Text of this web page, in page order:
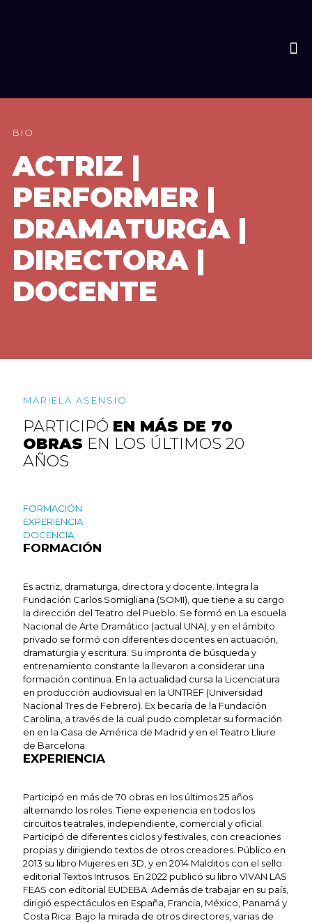
BIO
ACTRIZ |
PERFORMER |
DRAMATURGA |
DIRECTORA |
DOCENTE
MARIELA ASENSIO
PARTICIPÓ EN MÁS DE 70
OBRAS EN LOS ÚLTIMOS 20
AÑOS
FORMACIÓN
EXPERIENCIA
DOCENCIA
FORMACIÓN
Es actriz, dramaturga, directora y docente. Integra la
Fundación Carlos Somigliana (SOMI), que tiene a su cargo
la dirección del Teatro del Pueblo. Se formó en La escuela
Nacional de Arte Dramático (actual UNA), y en el ámbito
privado se formó con diferentes docentes en actuación,
dramaturgia y escritura. Su impronta de búsqueda y
entrenamiento constante la llevaron a considerar una
formación continua. En la actualidad cursa la Licenciatura
en producción audiovisual en la UNTREF (Universidad
Nacional Tres de Febrero). Ex becaria de la Fundación
Carolina, a través de la cual pudo completar su formación
en en la Casa de América de Madrid y en el Teatro Lliure
de Barcelona.
EXPERIENCIA
Participó en más de 70 obras en los últimos 25 años
alternando los roles. Tiene experiencia en todos los
circuitos teatrales, independiente, comercial y oficial.
Participó de diferentes ciclos y festivales, con creaciones
propias y dirigiendo textos de otros creadores. Público en
2013 su libro Mujeres en 3D, y en 2014 Malditos con el sello
editorial Textos Intrusos. En 2022 publicó su libro VIVAN LAS
FEAS con editorial EUDEBA. Además de trabajar en su país,
dirigió espectáculos en España, Francia, México, Panamá y
Costa Rica. Bajo la mirada de otros directores, varias de